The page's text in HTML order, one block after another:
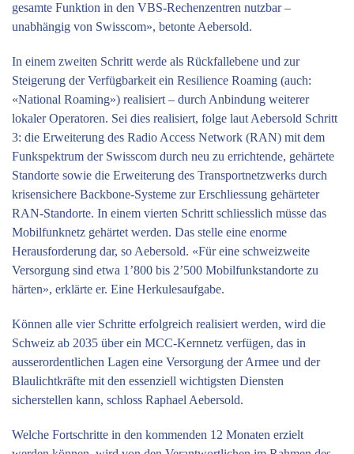
gesamte Funktion in den VBS-Rechen­zentren nutzbar –
unabhängig von Swisscom», ­betonte Aebersold.
In einem zweiten Schritt werde als Rückfallebene und zur
Steigerung der Verfügbarkeit ein Resilience Roaming (auch:
«National Roaming») realisiert – durch Anbindung weiterer
lokaler Operatoren. Sei dies realisiert, folge laut Aebersold Schritt
3: die Erweiterung des Radio Access Network (RAN) mit dem
Funkspektrum der Swisscom durch neu zu errichtende, gehärtete
Standorte sowie die Erweiterung des Transportnetzwerks durch
krisensichere Backbone-Systeme zur Erschliessung gehärteter
RAN-Standorte. In einem vierten Schritt schliesslich müsse das
Mobilfunknetz gehärtet werden. Das stelle eine enorme
Herausforderung dar, so ­Aebersold. «Für eine schweizweite
Versorgung sind etwa 1’800 bis 2’500 Mobilfunkstandorte zu
härten», erklärte er. Eine Herkulesaufgabe.
Können alle vier Schritte erfolgreich realisiert werden, wird die
Schweiz ab 2035 über ein MCC-Kernnetz verfügen, das in
ausserordentlichen Lagen eine Versorgung der Armee und der
Blaulichtkräfte mit den essenziell wichtigsten ­Diensten
sicherstellen kann, schloss Raphael Aebersold.
Welche Fortschritte in den kommenden 12 Monaten erzielt